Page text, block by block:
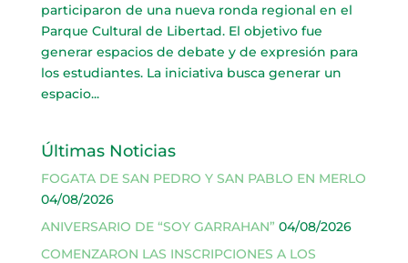
participaron de una nueva ronda regional en el
Parque Cultural de Libertad. El objetivo fue
generar espacios de debate y de expresión para
los estudiantes. La iniciativa busca generar un
espacio...
Últimas Noticias
FOGATA DE SAN PEDRO Y SAN PABLO EN MERLO
04/08/2026
ANIVERSARIO DE “SOY GARRAHAN” 04/08/2026
COMENZARON LAS INSCRIPCIONES A LOS